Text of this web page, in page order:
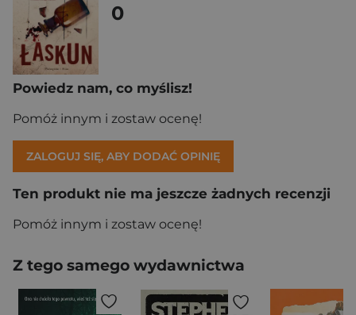
0
Powiedz nam, co myślisz!
Pomóż innym i zostaw ocenę!
ZALOGUJ SIĘ, ABY DODAĆ OPINIĘ
Ten produkt nie ma jeszcze żadnych recenzji
Pomóż innym i zostaw ocenę!
Z tego samego wydawnictwa